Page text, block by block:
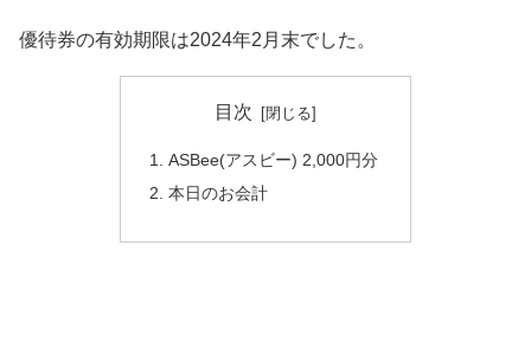
優待券の有効期限は2024年2月末でした。
目次
ASBee(アスビー) 2,000円分
本日のお会計